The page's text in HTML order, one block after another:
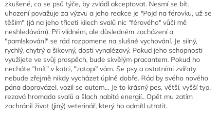
zkušené, co se psů týče, by zvládl akceptovat. Nesmí se bít,
uhození považuje za výzvu a jeho reakce je "Pojď na férovku, už se
těším" (já na jeho třiceti kilech svalů nic "férového" vůči mě
neshledávám). Při vlídném, ale důsledném zacházení a
"pamlskování" se rád rozpomene na slušné vychování. Je silný,
rychlý, chytrý a šikovný, dosti vynalézavý. Pokud jeho schopnosti
využijete ve svůj prospěch, bude skvělým pracantem. Pokud ho
necháte "hnít" v kotci, "zatopí" vám. Se psy a ostatními zvířaty
nebude zřejmě nikdy vycházet úplně dobře. Rád by svého nového
pána doprovázel, vozil se autem... Je to krásný pes, větší, vyšší typ,
rezavá hromada svalů a šlach nabitá energií.. Opět mu zatím
zachránil život (jiný) veterinář, který ho odmítl utratit.